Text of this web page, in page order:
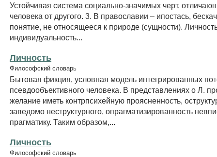
Устойчивая система социально-значимых черт,
человека от другого. 3. В православии – ипостась,
понятие, не относящееся к природе (сущности).
индивидуальность...
Личность
Философский словарь
Бытовая фикция, условная модель интегрированных
псевдообъективного человека. В представлениях о Л.
желание иметь контрпсихейную проясненность,
заведомо неструктурного, опрагматизированность
прагматику. Таким образом,...
Личность
Философский словарь